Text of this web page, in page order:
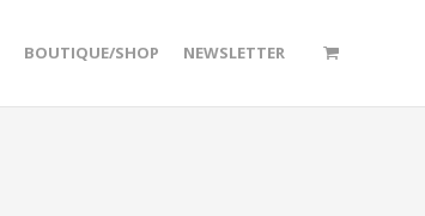
BOUTIQUE/SHOP NEWSLETTER